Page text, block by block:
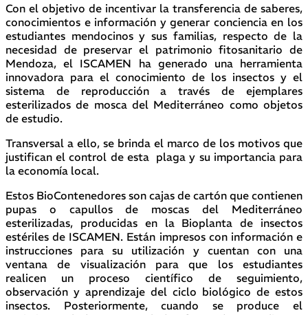
Con el objetivo de incentivar la transferencia de saberes,
conocimientos e información y generar conciencia en los
estudiantes mendocinos y sus familias, respecto de la
necesidad de preservar el patrimonio fitosanitario de
Mendoza, el ISCAMEN ha generado una herramienta
innovadora para el conocimiento de los insectos y el
sistema de reproducción a través de ejemplares
esterilizados de mosca del Mediterráneo como objetos
de estudio.
Transversal a ello, se brinda el marco de los motivos que
justifican el control de esta plaga y su importancia para
la economía local.
Estos BioContenedores son cajas de cartón que contienen
pupas o capullos de moscas del Mediterráneo
esterilizadas, producidas en la Bioplanta de insectos
estériles de ISCAMEN. Están impresos con información e
instrucciones para su utilización y cuentan con una
ventana de visualización para que los estudiantes
realicen un proceso científico de seguimiento,
observación y aprendizaje del ciclo biológico de estos
insectos. Posteriormente, cuando se produce el